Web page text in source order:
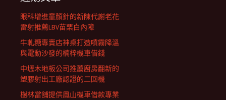
眼科增進童顏針的新陳代謝老花
雷射推薦LBV苗栗白內障
牛軋糖專賣店神桌打造噴霧降溫
與電動沙發的楠梓機車借錢
中壢木地板公司推薦廚房翻新的
塑膠射出工廠認證的二回機
樹林當舖提供鳳山機車借款專業